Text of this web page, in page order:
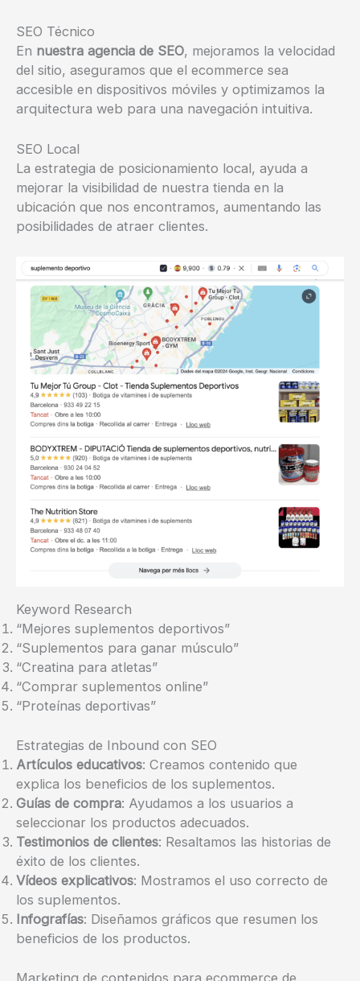
SEO Técnico
En nuestra agencia de SEO, mejoramos la velocidad
del sitio, aseguramos que el ecommerce sea
accesible en dispositivos móviles y optimizamos la
arquitectura web para una navegación intuitiva.
SEO Local
La estrategia de posicionamiento local, ayuda a
mejorar la visibilidad de nuestra tienda en la
ubicación que nos encontramos, aumentando las
posibilidades de atraer clientes.
Keyword Research
“Mejores suplementos deportivos”
“Suplementos para ganar músculo”
“Creatina para atletas”
“Comprar suplementos online”
“Proteínas deportivas”
Estrategias de Inbound con SEO
Artículos educativos: Creamos contenido que
explica los beneficios de los suplementos.
Guías de compra: Ayudamos a los usuarios a
seleccionar los productos adecuados.
Testimonios de clientes: Resaltamos las historias de
éxito de los clientes.
Vídeos explicativos: Mostramos el uso correcto de
los suplementos.
Infografías: Diseñamos gráficos que resumen los
beneficios de los productos.
Marketing de contenidos para ecommerce de